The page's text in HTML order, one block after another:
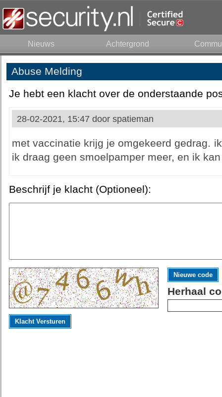
Nieuws Achtergrond
Abuse Melding
Je hebt een klacht over de onderstaande
28-02-2021, 15:47 door spatieman
met vaccinatie krijg je omgekeerd gedrag.
ik draag geen smoelpamper meer, en ik
Beschrijf je klacht (Optioneel):
Nieuwe code
Herhaal
Klacht Versturen